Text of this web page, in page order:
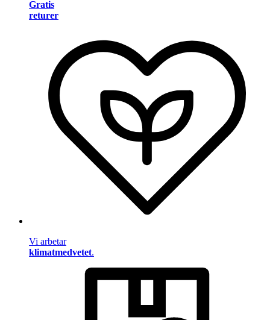
Gratis
returer
Vi arbetar
klimatmedvetet.